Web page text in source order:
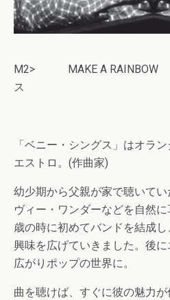
M2> MAKE A
ス
「ベニー・シングス」はオラ
エストロ。(作曲家)
幼少期から父親が家で聴いて
ヴィー・ワンダーなどを自然
歳の時に初めてバンドを結成
興味を広げていきました。後
広がりポップの世界に。
曲を聴けば、すぐに彼の魅力が